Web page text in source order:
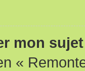
mon
«